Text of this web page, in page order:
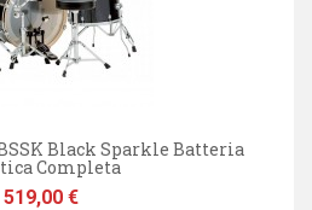
Black Sparkle Batteria
Completa
Prezzo
519,00 €